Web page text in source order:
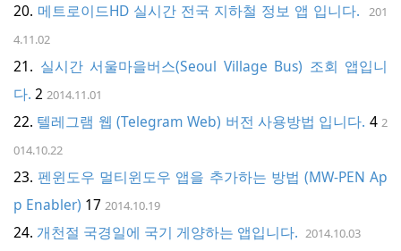
메트로이드HD 실시간 전국 지하철 정보 앱 입니다.
201
4.11.02
실시간 서울마을버스(Seoul Village Bus) 조회 앱입니
다. 2 2014.11.01
텔레그램 웹 (Telegram Web) 버전 사용방법 입니다. 42
014.10.22
펜윈도우 멀티윈도우 앱을 추가하는 방법 (MW-PEN Ap
p Enabler) 17 2014.10.19
개천절 국경일에 국기 게양하는 앱입니다. 2014.10.03